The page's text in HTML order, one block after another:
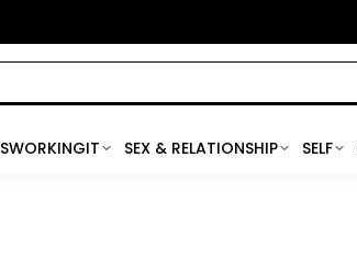
SEX & RELATIONSHIP SELF